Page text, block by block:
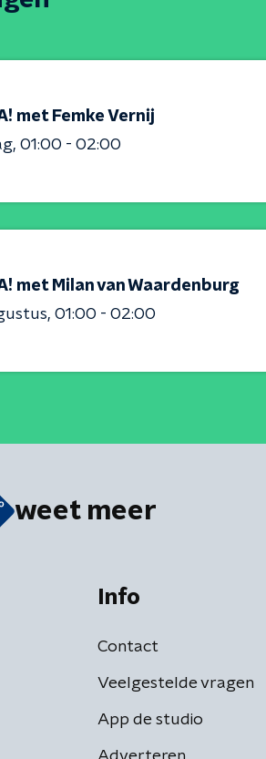
met Femke Vernij
01:00 - 02:00
met Milan van Waardenburg
01:00 - 02:00
weet meer
Info
Contact
Veelgestelde vragen
App de studio